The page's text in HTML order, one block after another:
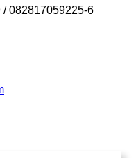
/ 082817059225-6